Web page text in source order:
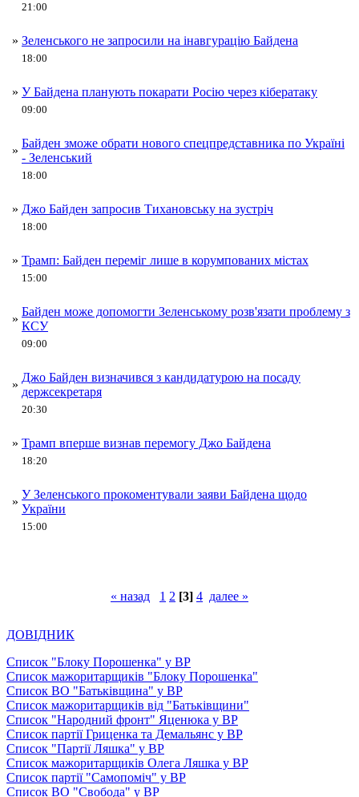
21:00
» Зеленського не запросили на інавгурацію Байдена
18:00
» У Байдена планують покарати Росію через кібератаку
09:00
»
Байден зможе обрати нового спецпредставника по Україні
- Зеленський
18:00
» Джо Байден запросив Тихановську на зустріч
18:00
» Трамп: Байден переміг лише в корумпованих містах
15:00
»
Байден може допомогти Зеленському розв'язати проблему з
КСУ
09:00
»
Джо Байден визначився з кандидатурою на посаду
держсекретаря
20:30
» Трамп вперше визнав перемогу Джо Байдена
18:20
»
У Зеленського прокоментували заяви Байдена щодо
України
15:00
« назад 1 2 [3] 4 далее »
ДОВІДНИК
Список "Блоку Порошенка" у ВР
Список мажоритарщиків "Блоку Порошенка"
Список ВО "Батьківщина" у ВР
Список мажоритарщиків від "Батьківщини"
Список "Народний фронт" Яценюка у ВР
Список партії Гриценка та Демальянс у ВР
Список "Партії Ляшка" у ВР
Список мажоритарщиків Олега Ляшка у ВР
Список партії "Самопоміч" у ВР
Список ВО "Свобода" у ВР